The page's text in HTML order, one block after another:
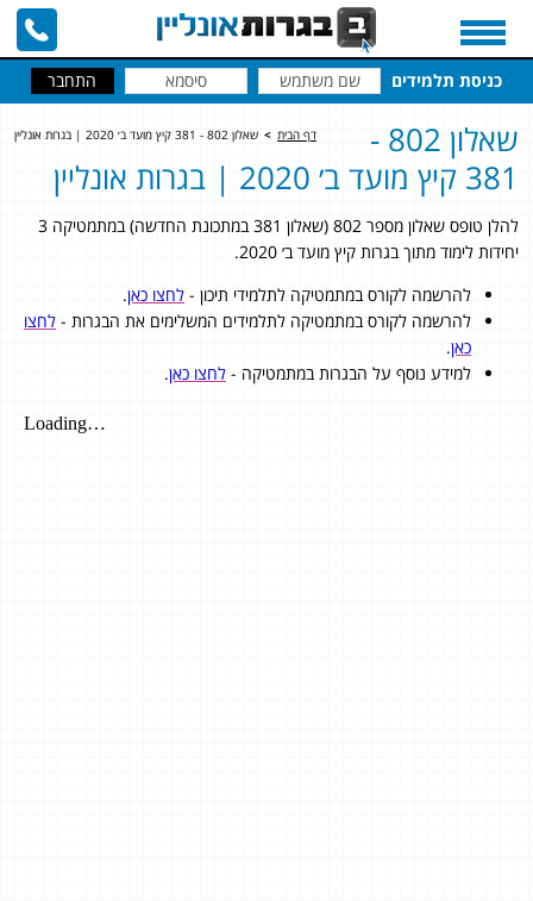
כניסת תלמידים
דף הבית > שאלון 802 - 381 קיץ מועד ב׳ 2020 | בגרות אונליין
שאלון 802 -
381 קיץ מועד ב׳ 2020 | בגרות אונליין
להלן טופס שאלון מספר 802 (שאלון 381 במתכונת החדשה) במתמטיקה 3
יחידות לימוד מתוך בגרות קיץ מועד ב׳ 2020.
להרשמה לקורס במתמטיקה לתלמידי תיכון - לחצו כאן.
להרשמה לקורס במתמטיקה לתלמידים המשלימים את הבגרות - לחצו
כאן.
למידע נוסף על הבגרות במתמטיקה - לחצו כאן.